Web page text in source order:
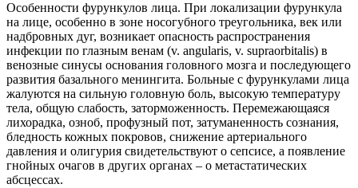
Особенности фурункулов лица. При локализации фурункула
на лице, особенно в зоне носогубного треугольника, век или
надбровных дуг, возникает опасность распространения
инфекции по глазным венам (v. angularis, v. supraorbitalis) в
венозные синусы основания головного мозга и последующего
развития базального менингита. Больные с фурункулами лица
жалуются на сильную головную боль, высокую температуру
тела, общую слабость, заторможенность. Перемежающаяся
лихорадка, озноб, профузный пот, затуманенность сознания,
бледность кожных покровов, снижение артериального
давления и олигурия свидетельствуют о сепсисе, а появление
гнойных очагов в других органах – о метастатических
абсцессах.